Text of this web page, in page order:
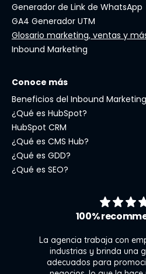
Generador de Link de WhatsApp
GA4 Generador UTM
Glosario marketing, ventas y
Inbound Marketing
Conoce más
Beneficios del Inbound Marketing
¿Qué es HubSpot?
HubSpot CRM
¿Qué es CMS Hub?
¿Qué es GDD?
¿Qué es SEO?
100%
La agencia trabaja con
industrias y brinda una
adecuados para